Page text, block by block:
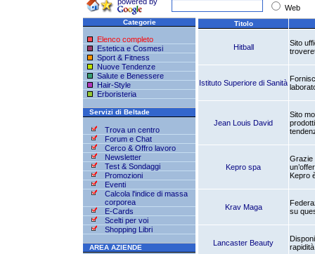
Web
Categorie
Elenco completo
Estetica e Cosmesi
Sport & Fitness
Nuove Tendenze
Salute e Benessere
Hair-Style
Erboristeria
Servizi di Beltade
Trova un centro
Forum e Chat
Cerco & Offro lavoro
Newsletter
Test & Sondaggi
Promozioni
Eventi
Calcola l'indice di massa
corporea
E-Cards
Scelti per voi
Shopping Libri
AREA AZIENDE
Titolo
Hitball
Sito
Istituto Superiore di Sanità
Jean Louis David
Sito
Kepro spa
Grazie
Kepro
Krav Maga
su
Lancaster Beauty